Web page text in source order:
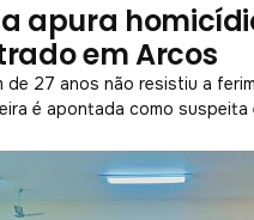
apura
em Arcos
de 27 anos não resistiu a
é apontada como